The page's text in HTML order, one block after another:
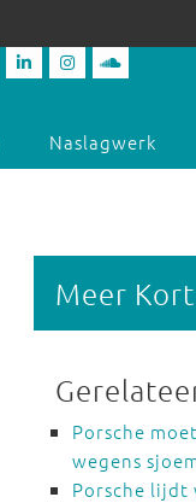
Naslagwerk
Meer
Porsche
wegens
Porsche lijdt